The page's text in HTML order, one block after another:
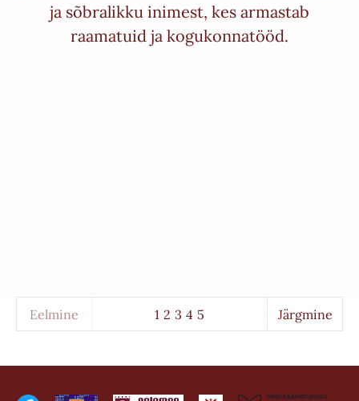
ja sõbralikku inimest, kes armastab
raamatuid ja kogukonnatööd.
Eelmine 1 2 3 4 5 Järgmine